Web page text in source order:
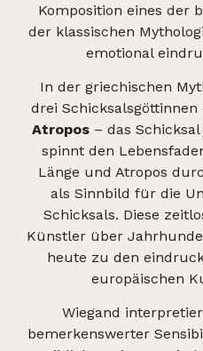
Komposition eines der
der klassischen
emotional
In der griechischen
drei Schicksalsgöttinnen
Atropos– das Schicksal
spinnt den
Länge und Atropos
als Sinnbild für die
Schicksals. Diese
Künstler über
heute zu den
europäischen
Wiegand
bemerkenswerter